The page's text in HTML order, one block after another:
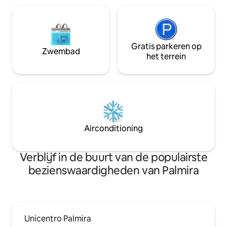
Zwembad
Gratis parkeren op
het terrein
Airconditioning
Verblijf in de buurt van de populairste
bezienswaardigheden van Palmira
Unicentro Palmira